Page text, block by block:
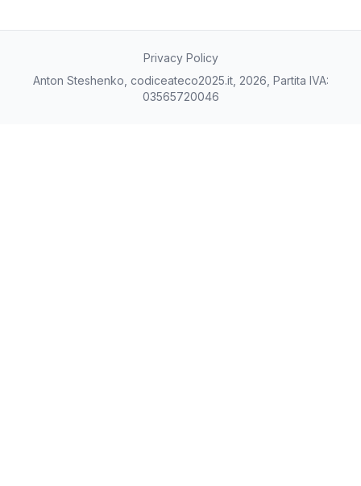
Privacy Policy
Anton Steshenko, codiceateco2025.it, 2026, Partita IVA:
03565720046